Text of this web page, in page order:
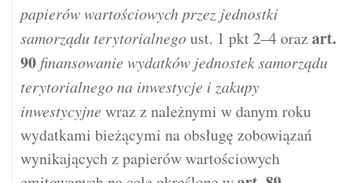
papierów wartościowych przez jednostki
samorządu terytorialnegoust. 1 pkt 2–4 orazart.
90 finansowanie wydatków jednostek samorządu
terytorialnego na inwestycje i zakupy
inwestycyjne wraz z należnymi w danym roku
wydatkami bieżącymi na obsługę zobowiązań
wynikających z papierów wartościowych